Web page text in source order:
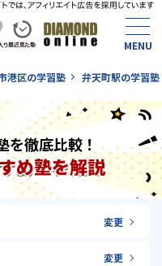
港区の学習塾 弁天町駅の学習塾
を徹底比較！
め塾を解説
変更
変更